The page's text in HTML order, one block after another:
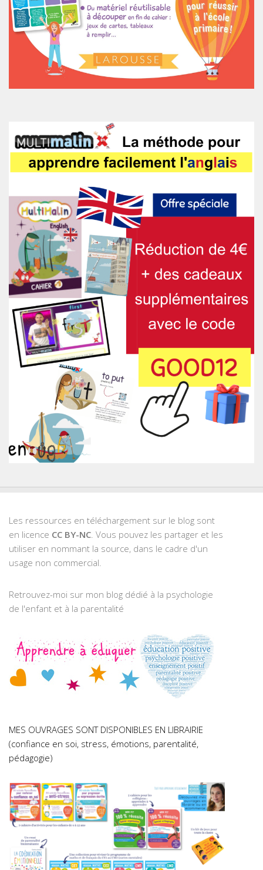
Les ressources en téléchargement sur le blog sont
en licence CC BY-NC. Vous pouvez les partager et les
utiliser en nommant la source, dans le cadre d'un
usage non commercial.
Retrouvez-moi sur mon blog dédié à la psychologie
de l'enfant et à la parentalité
MES OUVRAGES SONT DISPONIBLES EN LIBRAIRIE
(confiance en soi, stress, émotions, parentalité,
pédagogie)